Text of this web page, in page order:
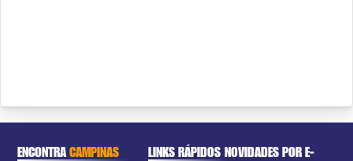
ENCONTRACAMPINAS LINKS RÁPIDOS NOVIDADES POR E-